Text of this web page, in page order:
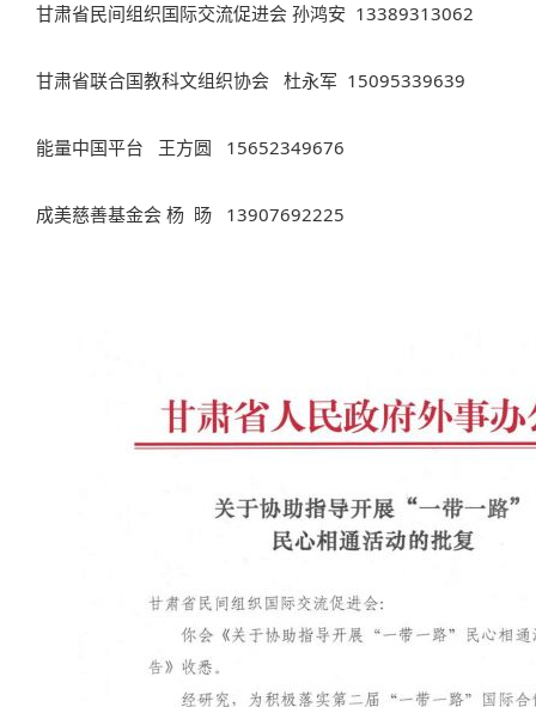
甘肃省民间组织国际交流促进会 孙鸿安 13389313062
甘肃省联合国教科文组织协会 杜永军 15095339639
能量中国平台 王方圆 15652349676
成美慈善基金会 杨 旸 13907692225